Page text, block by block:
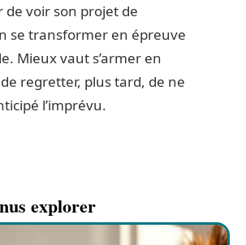
de voir son projet de
se transformer en épreuve
Mieux vaut s’armer en
regretter, plus tard, de ne
l’imprévu.
explorer